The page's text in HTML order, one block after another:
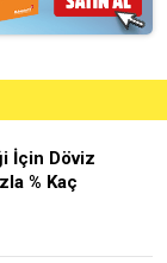
İçin Döviz
% Kaç